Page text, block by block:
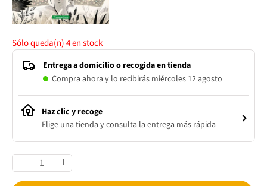
Sólo queda(n)4en stock
Entrega a domicilio o recogida en tienda
Compra ahora y lo recibirás miércoles 12 agosto
Haz clic y recoge
Elige una tienda y consulta la entrega más rápida